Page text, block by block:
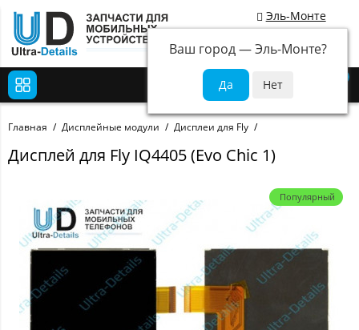
Эль-Монте
Ваш город —Эль-Монте?
Главная Дисплейные модули Дисплеи для Fly
Дисплей для Fly IQ4405 (Evo Chic 1)
Популярный